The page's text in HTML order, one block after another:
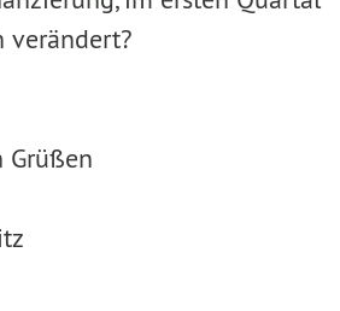
verändert?
Kienitz